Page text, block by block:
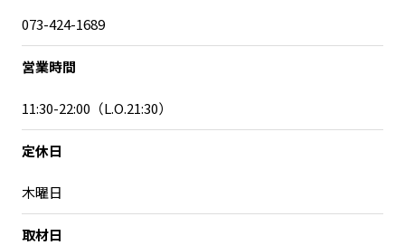
地域豆知識
Sporkle
「人」から探す
記事ライター
お問い合わせ 会社概要
073-424-1689
営業時間
11:30-22:00（L.O.21:30）
定休日
木曜日
取材日